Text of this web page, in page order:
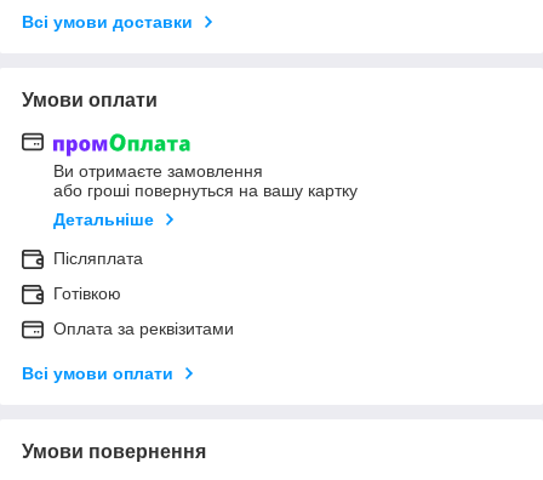
Всі умови доставки
Умови оплати
Ви отримаєте замовлення
або гроші повернуться на вашу картку
Детальніше
Післяплата
Готівкою
Оплата за реквізитами
Всі умови оплати
Умови повернення